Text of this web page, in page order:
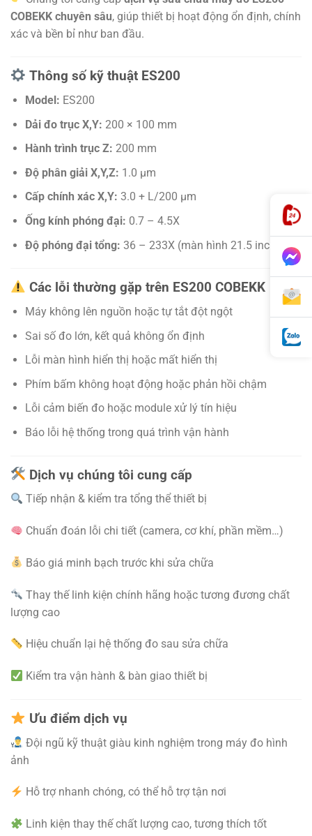
COBEKK chuyên sâu, giúp thiết bị hoạt động ổn định, chính
xác và bền bỉ như ban đầu.
Thông số kỹ thuật ES200
Model: ES200
Dải đo trục X,Y: 200 × 100 mm
Hành trình trục Z: 200 mm
Độ phân giải X,Y,Z: 1.0 μm
Cấp chính xác X,Y: 3.0 + L/200 μm
Ống kính phóng đại: 0.7 – 4.5X
Độ phóng đại tổng: 36 – 233X (màn hình 21.5 inch)
Các lỗi thường gặp trên ES200 COBEKK
Máy không lên nguồn hoặc tự tắt đột ngột
Sai số đo lớn, kết quả không ổn định
Lỗi màn hình hiển thị hoặc mất hiển thị
Phím bấm không hoạt động hoặc phản hồi chậm
Lỗi cảm biến đo hoặc module xử lý tín hiệu
Báo lỗi hệ thống trong quá trình vận hành
Dịch vụ chúng tôi cung cấp
Tiếp nhận & kiểm tra tổng thể thiết bị
Chuẩn đoán lỗi chi tiết (camera, cơ khí, phần mềm…)
Báo giá minh bạch trước khi sửa chữa
Thay thế linh kiện chính hãng hoặc tương đương chất
lượng cao
Hiệu chuẩn lại hệ thống đo sau sửa chữa
Kiểm tra vận hành & bàn giao thiết bị
Ưu điểm dịch vụ
Đội ngũ kỹ thuật giàu kinh nghiệm trong máy đo hình
ảnh
Hỗ trợ nhanh chóng, có thể hỗ trợ tận nơi
Linh kiện thay thế chất lượng cao, tương thích tốt